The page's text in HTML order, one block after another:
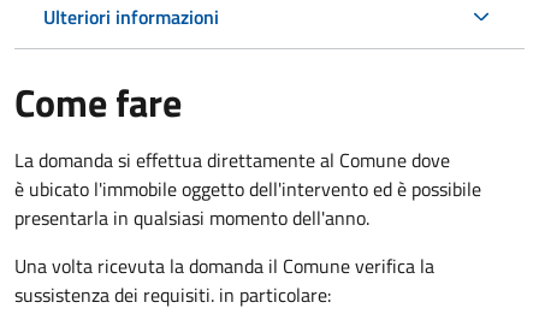
Ulteriori informazioni
Come fare
La domanda si effettua direttamente al Comune dove
è ubicato l'immobile oggetto dell'intervento ed è possibile
presentarla in qualsiasi momento dell'anno.
Una volta ricevuta la domanda il Comune verifica la
sussistenza dei requisiti. in particolare: